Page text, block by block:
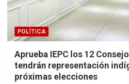
POLÍTICA
Aprueba IEPC los 12
tendrán representación
próximas elecciones